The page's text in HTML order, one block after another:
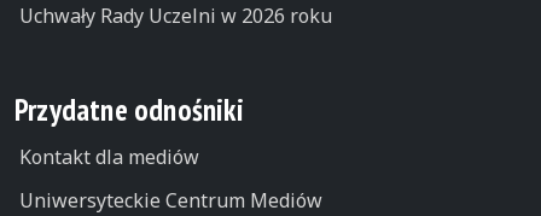
Uchwały Rady Uczelni w 2026 roku
Przydatne odnośniki
Kontakt dla mediów
Uniwersyteckie Centrum Mediów